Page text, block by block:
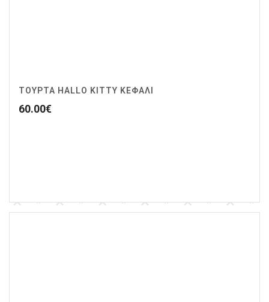
ΤΟΎΡΤΑ HALLO KITTY ΚΕΦΆΛΙ
60.00€